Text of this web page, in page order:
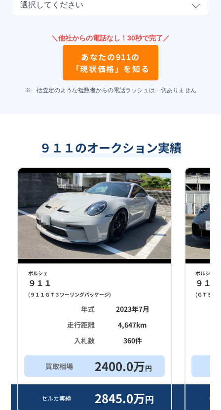
選択してください
＼他社からの電話なし！30秒で完了／
あなたの911の
「現状価格」を知る
※一括査定のような複数者からの電話ラッシュは一切ありません
９１１のオークション実績
ポルシェ
９１１
( ９１１ＧＴ３ツーリングパッケージ)
年式
2023年7月
走行距離
4,647km
入札数
360件
買取相場 2400.0万円
セルカ実績 2845.0万円
ポルシェ
９１１
(ＧＴＳ Ｐ
セ